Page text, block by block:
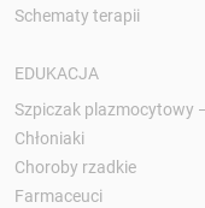
Schematy terapii
EDUKACJA
Szpiczak plazmocytowy
Chłoniaki
Choroby rzadkie
Farmaceuci